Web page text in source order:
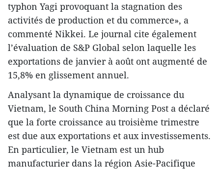
typhon Yagi provoquant la stagnation des
activités de production et du commerce», a
commenté Nikkei. Le journal cite également
l’évaluation de S&P Global selon laquelle les
exportations de janvier à août ont augmenté de
15,8% en glissement annuel.
Analysant la dynamique de croissance du
Vietnam, le South China Morning Post a déclaré
que la forte croissance au troisième trimestre
est due aux exportations et aux investissements.
En particulier, le Vietnam est un hub
manufacturier dans la région Asie-Pacifique